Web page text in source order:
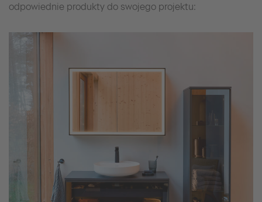
odpowiednie produkty do swojego projektu: